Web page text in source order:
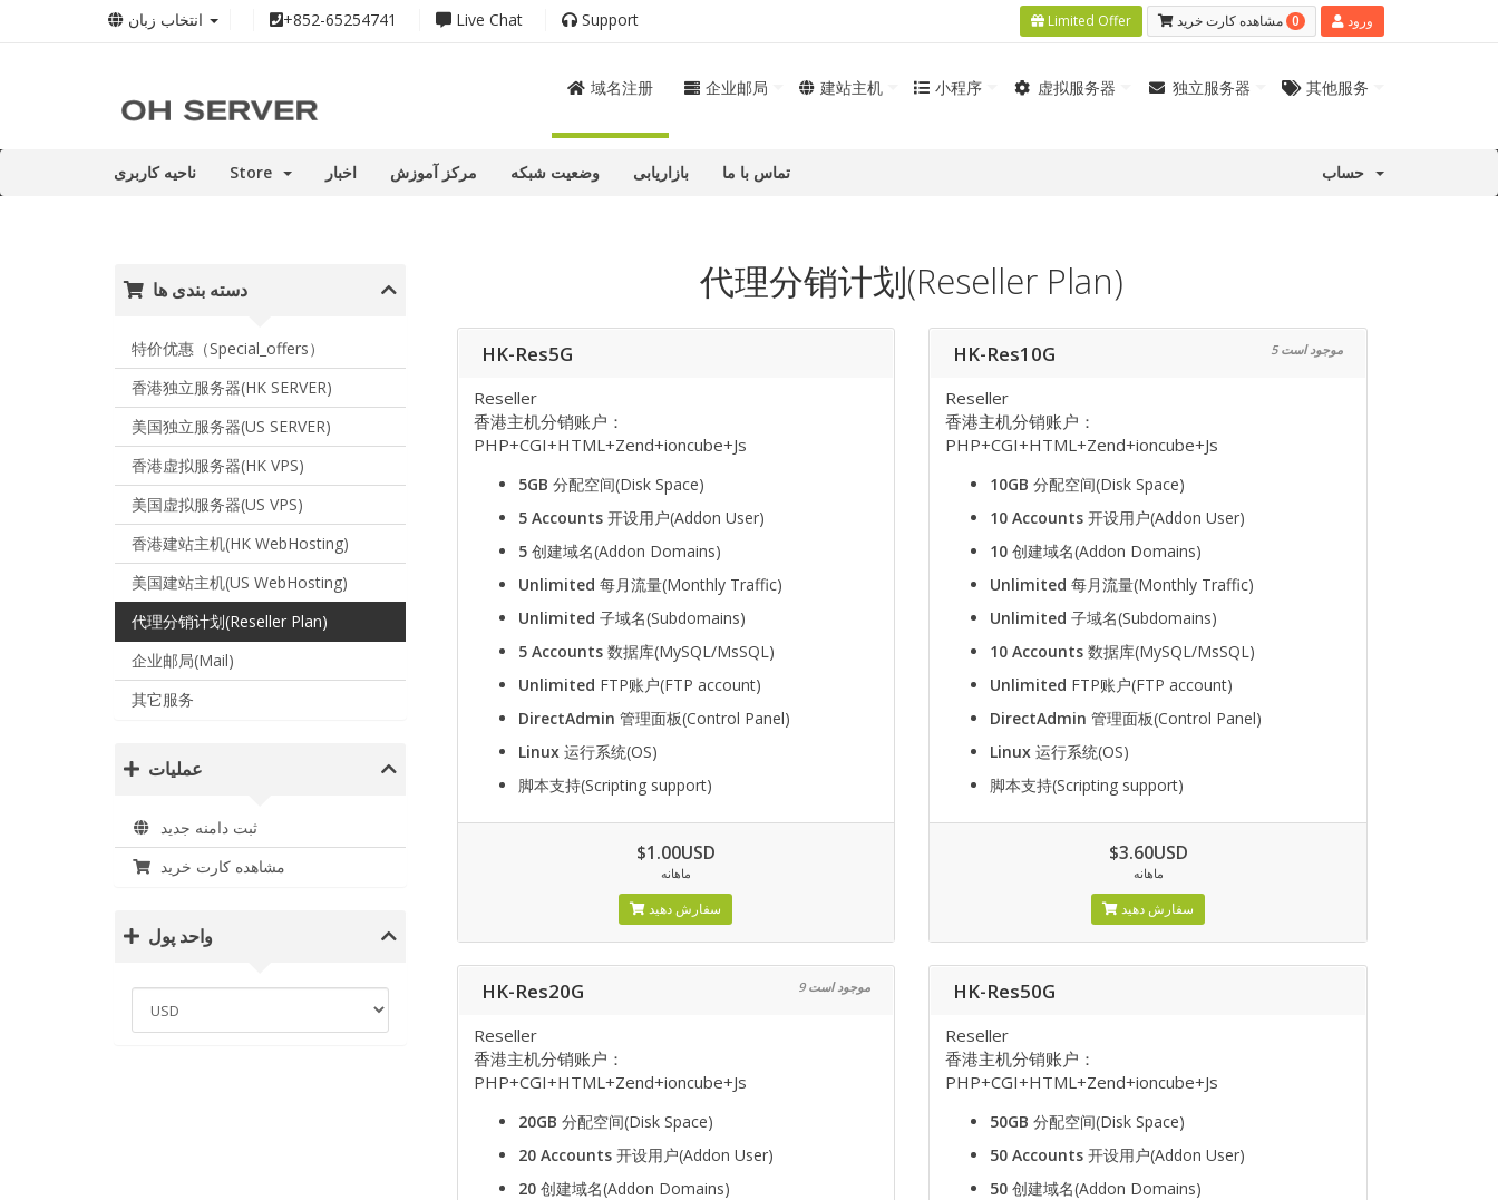
+852-65254741 Live Chat Support Limited Offer 0 ورود
域名注册 企业邮局 建站主机 小程序 虚拟服务器 独立服务器 其他服务
ناحیه کاربری Store اخبار مرکز آموزش وضعیت شبکه بازاریابی تماس با ما
代理分销计划(Reseller Plan) دسته بندی ها
特价优惠（Special_offers）
香港独立服务器(HK SERVER)
美国独立服务器(US SERVER)
香港虚拟服务器(HK VPS)
美国虚拟服务器(US VPS)
香港建站主机(HK WebHosting)
美国建站主机(US WebHosting)
代理分销计划(Reseller Plan)
企业邮局(Mail)
其它服务
عملیات
ثبت دامنه جدید
مشاهده کارت خرید
واحد پول
HK-Res5G
Reseller
香港主机分销账户：
PHP+CGI+HTML+Zend+ioncube+Js
5GB 分配空间(Disk Space)
5 Accounts开设用户(Addon User)
5创建域名(Addon Domains)
Unlimited 每月流量(Monthly Traffic)
Unlimited 子域名(Subdomains)
5 Accounts数据库(MySQL/MsSQL)
Unlimited FTP账户(FTP account)
DirectAdmin 管理面板(Control Panel)
Linux运行系统(OS)
脚本支持(Scripting support)
$1.00USD
ماهانه
سفارش دهید
HK-Res10G 5 موجود است
Reseller
香港主机分销账户：
PHP+CGI+HTML+Zend+ioncube+Js
10GB 分配空间(Disk Space)
10 Accounts 开设用户(Addon User)
10 创建域名(Addon Domains)
Unlimited 每月流量(Monthly Traffic)
Unlimited 子域名(Subdomains)
10 Accounts 数据库(MySQL/MsSQL)
Unlimited FTP账户(FTP account)
DirectAdmin 管理面板(Control Panel)
Linux 运行系统(OS)
脚本支持(Scripting support)
$3.60USD
ماهانه
سفارش دهید
HK-Res20G 9 موجود است
Reseller
香港主机分销账户：
PHP+CGI+HTML+Zend+ioncube+Js
20GB 分配空间(Disk Space)
20 Accounts开设用户(Addon User)
20创建域名(Addon Domains)
HK-Res50G
Reseller
香港主机分销账户：
PHP+CGI+HTML+Zend+ioncube+Js
50GB 分配空间(Disk Space)
50 Accounts 开设用户(Addon User)
50 创建域名(Addon Domains)